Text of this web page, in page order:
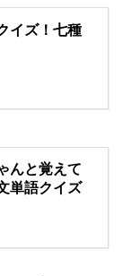
イズ！七種
んと覚えて
単語クイズ